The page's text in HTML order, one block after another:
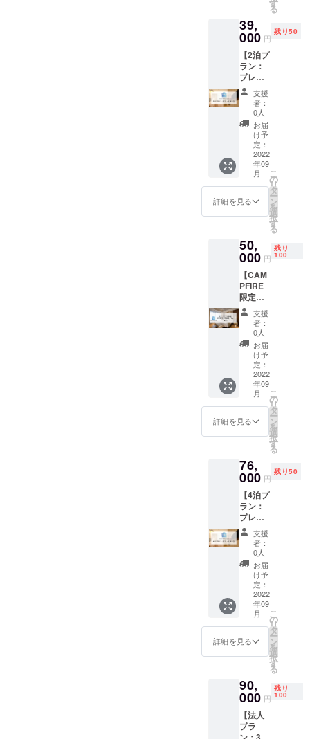
合もあ
るの
で、必
要な場
合はお
問い合
わせく
ださ
い。 ※
客室タ
イプに
よっ
て、ホ
テルカ
テゴリ
るた
め、宿
にお問
い合わ
せくだ
さい。
※客室の
空き状
況によ
りご希
望日に
ご予約
いただ
けない
場合が
ござい
ます。
望日が
お決ま
りまし
たらお
早めに
ご連絡
くださ
い。
SA ●浅
草橋ベ
ルモン
トホテ
ル ●イ
ビス大
阪梅田
●イビス
スタイ
ルズ大
阪難波
●那覇
ビーチ
サイド
ホテル
につ
き、原
則1名様
となり
ます。
ホテル
によっ
ては2名
宿泊で
きる場
合もあ
るの
で、必
要な場
合はお
問い合
わせく
ださ
客室タ
イプに
テルカ
テゴリ
が変わ
るた
め、宿
泊申し
込み時
にお問
い合わ
せくだ
さい。
※客室の
空き状
況によ
りご希
ご予約
いただ
場合が
ござい
ます。
宿泊希
望日が
お決ま
能なエ
リア：
東京・
大阪・
沖縄 ご
利用可
能期
間：
2023年
7月31日
まで
【宿泊
可能な
施設】
●HOTE
L
LITTLE
SA ●浅
草橋ベ
ルモン
トホテ
ル ●イ
ビス大
阪梅田
●イビス
スタイ
ルズ大
阪難波
●那覇
ビーチ
サイド
ホテル
につ
き、原
則1名様
となり
ます。
ホテル
によっ
ては2名
宿泊で
きる場
合もあ
るの
で、必
要な場
合はお
問い合
わせく
ださ
客室タ
イプに
テルカ
テゴリ
が変わ
るた
め、宿
年間利
用可能
なプラ
ンとな
りま
す。
す
る
39,
000 円
残り50
【2泊プ
ラン：
プレミ
アム】
CAMPF
IRE限定
プレミ
アムプ
ラン該
当のお
部屋の
中から
お好き
なお部
屋に2泊
宿泊し
だけま
す。 ※
連泊・1
泊ずつ
分けて
のご利
用いず
れも可
能で
す。 利
用可能
ホテル
数：7
利用可
能なお
部屋の
種類
リア：
北海
道・東
京・大
阪・沖
縄 ご利
用可能
期間：
2023年
7月31日
まで
【宿泊
可能な
施設】
●フレイ
ザース
イート
DO
KOTONI
●HOTE
L
LITTLE
支援
者：
0人
お届
け予
定：
2022
年09
月
詳細を見る
こ
の
リ
タ
ー
ン
を
選
択
す
る
50,
000 円
残り
100
【CAM
PFIRE
限定】
初月割
引特別
延長プ
ラン（2
年） 通
常初月
のみ適
用の約
20％割
引（月3
泊・5
泊・10
泊プラ
年間利
用可能
なプラ
ンとな
りま
す。
支援
者：
0人
お届
け予
定：
2022
年09
月
詳細を見る
こ
の
リ
タ
ー
ン
を
選
択
す
る
76,
000 円
残り50
【4泊プ
ラン：
プレミ
アム】
CAMPF
IRE限定
プレミ
アムプ
ラン該
当のお
部屋の
中から
お好き
なお部
屋に4泊
宿泊し
だけま
す。 ※
連泊・1
泊ずつ
分けて
支援
者：
0人
お届
け予
定：
2022
年09
月
詳細を見る
こ
の
リ
タ
ー
ン
を
選
択
す
る
90,
000 円
残り
100
【法人
プラ